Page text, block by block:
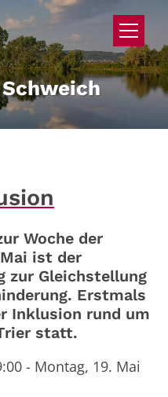
Woche der
ist der
zur Gleichstellung
Erstmals
Inklusion rund um
statt.
- Montag, 19. Mai